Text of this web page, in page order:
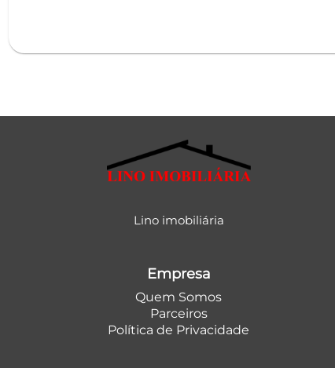
Lino imobiliária
Empresa
Quem Somos
Parceiros
Política de Privacidade